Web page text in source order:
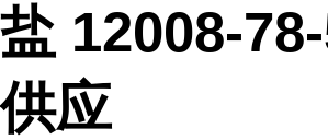
盐 12008-
供应